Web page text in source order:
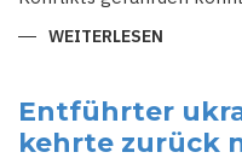
WEITERLESEN
ZUR
VON
Entführter
kehrte zurück